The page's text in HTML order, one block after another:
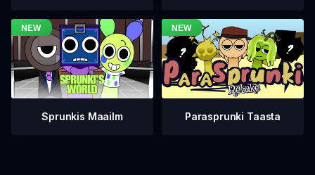
Sprunkis Maailm Parasprunki Taasta